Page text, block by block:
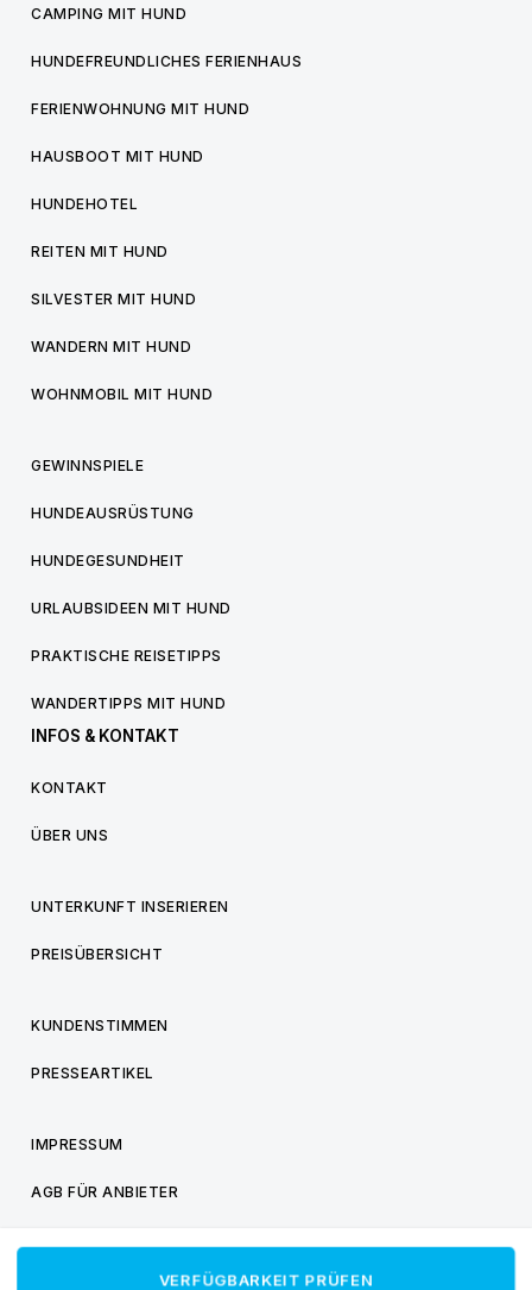
VERFÜGBARKEIT PRÜFEN
CAMPING MIT HUND
HUNDEFREUNDLICHES FERIENHAUS
FERIENWOHNUNG MIT HUND
HAUSBOOT MIT HUND
HUNDEHOTEL
REITEN MIT HUND
SILVESTER MIT HUND
WANDERN MIT HUND
WOHNMOBIL MIT HUND
GEWINNSPIELE
HUNDEAUSRÜSTUNG
HUNDEGESUNDHEIT
URLAUBSIDEEN MIT HUND
PRAKTISCHE REISETIPPS
WANDERTIPPS MIT HUND
INFOS & KONTAKT
KONTAKT
ÜBER UNS
UNTERKUNFT INSERIEREN
PREISÜBERSICHT
KUNDENSTIMMEN
PRESSEARTIKEL
IMPRESSUM
AGB FÜR ANBIETER